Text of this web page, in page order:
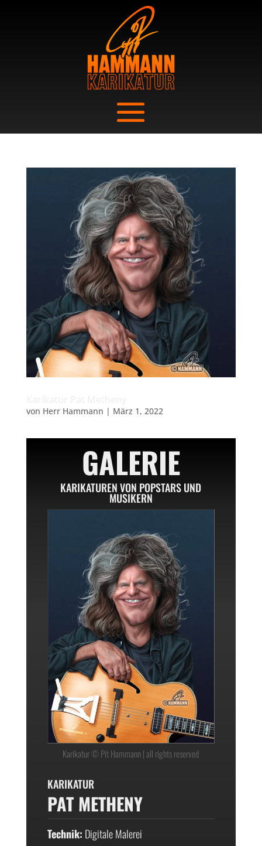
von Herr Hammann | März 1, 2022
GALERIE
KARIKATUREN VON POPSTARS UND
MUSIKERN
Karikatur © Pit Hammann | all rights reserved
KARIKATUR
PAT METHENY
Technik: Digitale Malerei